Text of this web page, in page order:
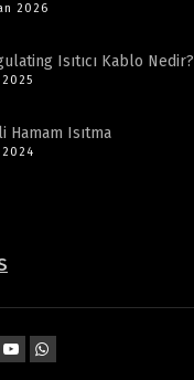
2026
Isıtıcı Kablo Nedir?
Hamam Isıtma